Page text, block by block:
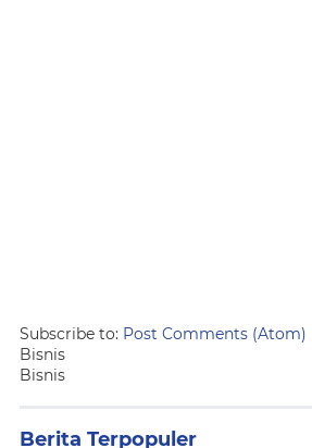
Subscribe to: Post Comments (Atom)
Bisnis
Bisnis
Berita Terpopuler